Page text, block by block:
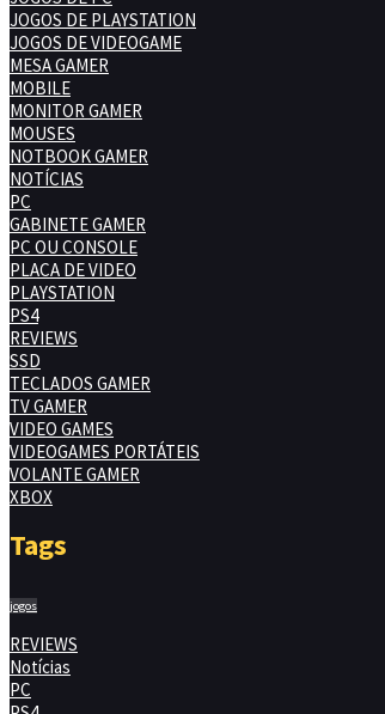
JOGOS DE PLAYSTATION
JOGOS DE VIDEOGAME
MESA GAMER
MOBILE
MONITOR GAMER
MOUSES
NOTBOOK GAMER
NOTÍCIAS
PC
GABINETE GAMER
PC OU CONSOLE
PLACA DE VIDEO
PLAYSTATION
PS4
REVIEWS
SSD
TECLADOS GAMER
TV GAMER
VIDEO GAMES
VIDEOGAMES PORTÁTEIS
VOLANTE GAMER
XBOX
Tags
jogos
REVIEWS
Notícias
PC